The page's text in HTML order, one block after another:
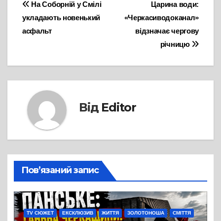
Навігація
записів
Царина води:
«Черкасиводоканал»
відзначає чергову
річницю
На Соборній у Смілі
укладають новенький
асфальт
Від Editor
Пов’язаний запис
TV СЮЖЕТ ЕКСКЛЮЗИВ ЖИТТЯ ЗОЛОТОНОША СМІТТЯ